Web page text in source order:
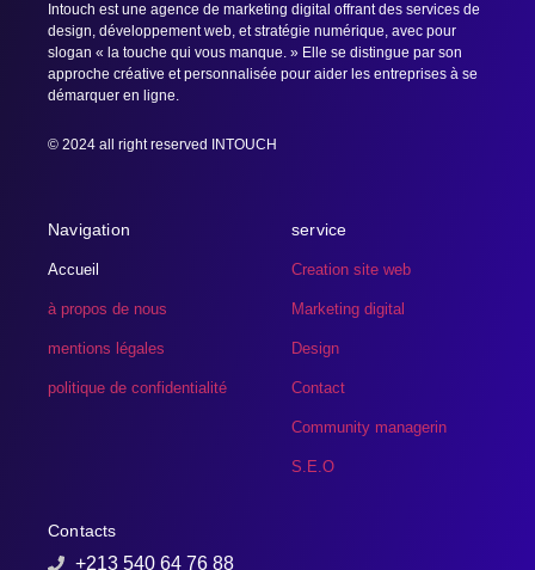
Intouch est une agence de marketing digital offrant des services de
design, développement web, et stratégie numérique, avec pour
slogan « la touche qui vous manque. » Elle se distingue par son
approche créative et personnalisée pour aider les entreprises à se
démarquer en ligne.
© 2024 all right reserved INTOUCH
Navigation
Accueil
à propos de nous
mentions légales
politique de confidentialité
service
Creation site web
Marketing digital
Design
Contact
Community managerin
S.E.O
Contacts
+213 540 64 76 88